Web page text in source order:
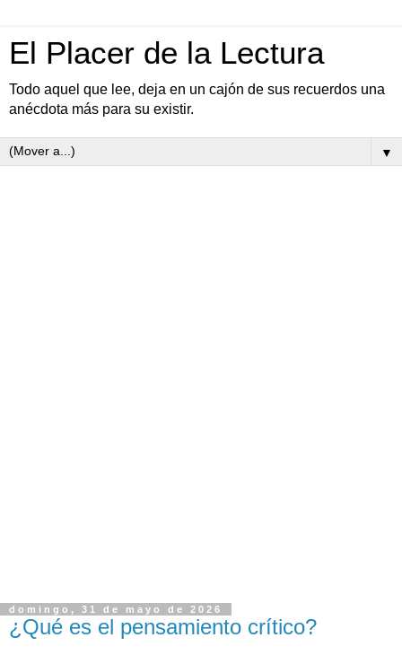
El Placer de la Lectura
Todo aquel que lee, deja en un cajón de sus recuerdos una
anécdota más para su existir.
▼
domingo, 31 de mayo de 2026
¿Qué es el pensamiento crítico?